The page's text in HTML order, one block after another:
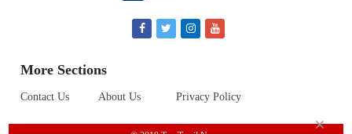
More Sections
Contact Us About Us Privacy Policy